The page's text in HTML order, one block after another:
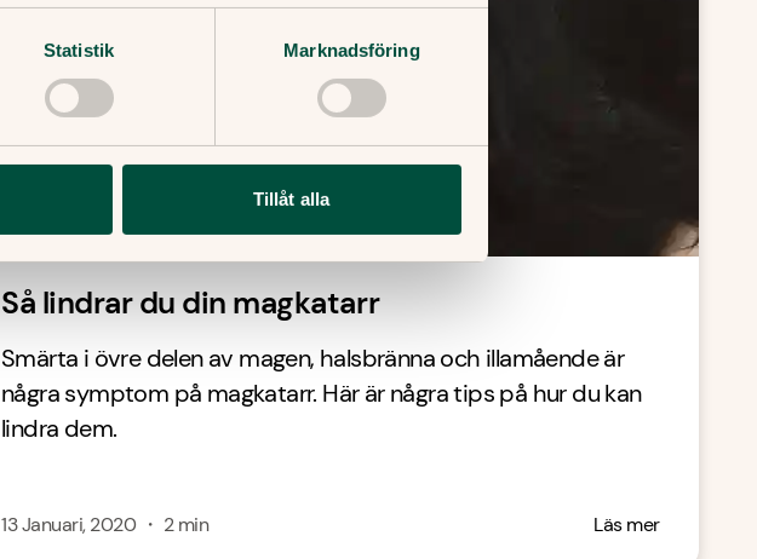
Statistik Marknadsföring
Tillåt alla
Så lindrar du din magkatarr
Smärta i övre delen av magen, halsbränna och illamående är
några symptom på magkatarr. Här är några tips på hur du kan
lindra dem.
13 Januari, 2020・ 2min Läs mer